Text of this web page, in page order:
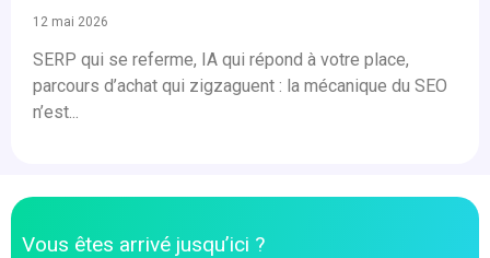
12 mai 2026
SERP qui se referme, IA qui répond à votre place,
parcours d’achat qui zigzaguent : la mécanique du SEO
n’est...
Vous êtes arrivé jusqu’ici ?